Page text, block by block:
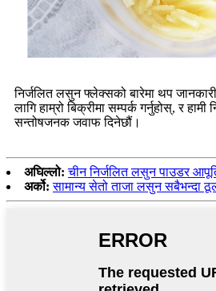
निर्जलित लसुन फ्लेक्सको बारेमा थप
लागि हाम्रो बिक्रीमा सम्पर्क गर्नुहोस्, र
सन्तोषजनक जवाफ दिनेछौं।
अघिल्लो: चीन निर्जलित लसुन पाउडर
अर्को: सामान्य सेतो ताजा लसुन सबैभन्दा